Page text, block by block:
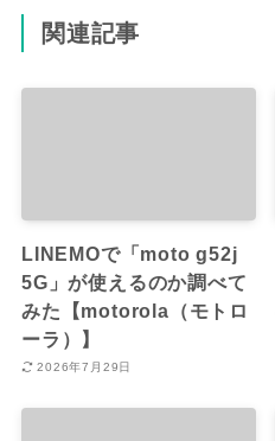
関連記事
LINEMOで「moto g52j
5G」が使えるのか調べて
みた【motorola（モトロ
ーラ）】
2026年7月29日